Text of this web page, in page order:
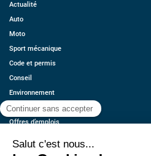
Actualité
Auto
Moto
Sport mécanique
Code et permis
Conseil
Environnement
Économie
Offres d’emplois
Contact